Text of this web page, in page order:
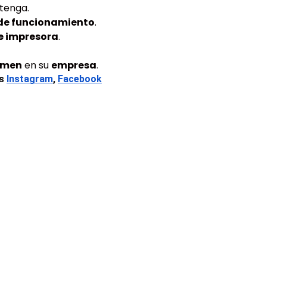
funcionamiento.
impresora.
en su empresa.
Instagram, Facebook